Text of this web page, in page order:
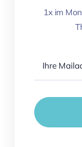
1x im